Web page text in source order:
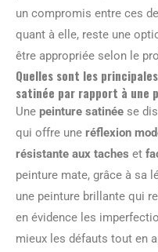
un compromis entre ces
quant à elle, reste une
être appropriée selon le
Quelles sont les
satinée par rapport à une
Une peinture satinée se
qui offre une réflexion
résistante aux taches et
peinture mate, grâce à sa
une peinture brillante qui
en évidence les
mieux les défauts tout en